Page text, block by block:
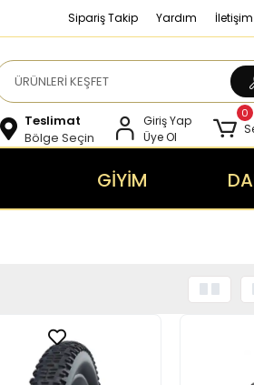
Sipariş Takip Yardım İletişim
Teslimat
Bölge Seçin
Giriş Yap
Üye Ol
0
GİYİM